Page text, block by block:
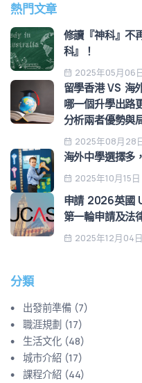
熱門文章
修讀『神科』不
科』！
2025年05月06
留學香港 VS 海
哪一個升學出路
分析兩者優勢與
2025年08月28
海外中學選擇多
2025年10月15日
申請 2026英國
第一輪申請及法
2025年12月04日
分類
出發前準備 (7)
職涯規劃 (17)
生活文化 (48)
城市介紹 (17)
課程介紹 (44)